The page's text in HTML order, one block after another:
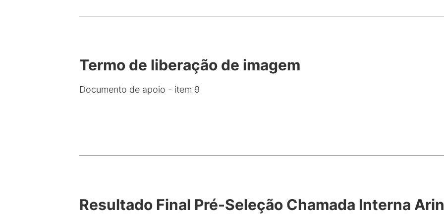
Termo de liberação de imagem
Documento de apoio - item 9
Resultado Final Pré-Seleção Chamada Interna